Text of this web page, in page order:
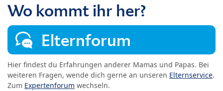
Wo kommt ihr her?
Elternforum
Hier findest du Erfahrungen anderer Mamas und Papas. Bei
weiteren Fragen, wende dich gerne an unseren Elternservice.
Zum Expertenforum wechseln.